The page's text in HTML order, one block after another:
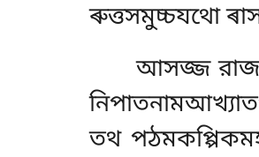
ৰুত্তসমুচ্চযথো
আসজ্জ রাজা
তথ